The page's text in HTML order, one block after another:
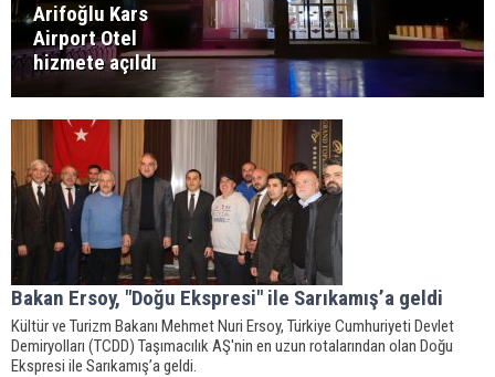
Arifoğlu Kars
Airport Otel
hizmete açıldı
Bakan Ersoy, "Doğu Ekspresi" ile Sarıkamış’a geldi
Kültür ve Turizm Bakanı Mehmet Nuri Ersoy, Türkiye Cumhuriyeti Devlet
Demiryolları (TCDD) Taşımacılık AŞ'nin en uzun rotalarından olan Doğu
Ekspresi ile Sarıkamış’a geldi.